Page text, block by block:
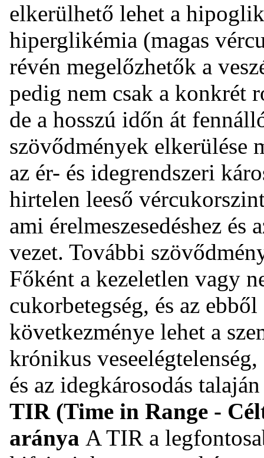
elkerülhető lehet a
hiperglikémia (magas
révén megelőzhetők a
pedig nem csak a konkrét
de a hosszú időn át
szövődmények elkerülése
az ér- és idegrendszeri
hirtelen leeső
ami érelmeszesedéshez
vezet. További
Főként a kezeletlen vagy
cukorbetegség, és az
következménye lehet a
krónikus
és az idegkárosodás
TIR (Time in Range -
aránya A TIR a